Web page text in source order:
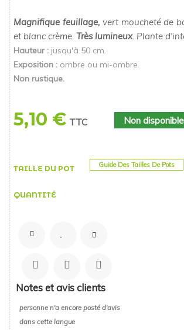
Magnifique feuillage,vert moucheté de
et blanc crème. Très lumineux. Plante
Hauteur : jusqu'à 50 cm.
Exposition : ombre ou mi-ombre.
Non rustique.
Non
5,10 € TTC
TAILLE DU POT Guide Des Tailles De Pots
QUANTITÉ
Notes et avis clients
personne n'a encore posté d'avis
dans cette langue